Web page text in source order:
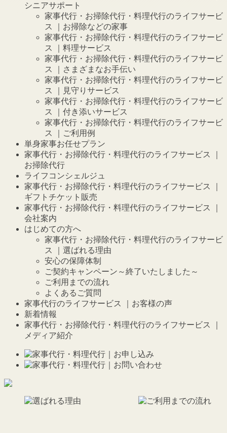
シニアサポート
家事代行・お掃除代行・料理代行のライフサービ
ス ｜お掃除などの家事
家事代行・お掃除代行・料理代行のライフサービ
ス ｜料理サービス
家事代行・お掃除代行・料理代行のライフサービ
ス ｜さまざまなお手伝い
家事代行・お掃除代行・料理代行のライフサービ
ス ｜見守りサービス
家事代行・お掃除代行・料理代行のライフサービ
ス ｜付き添いサービス
家事代行・お掃除代行・料理代行のライフサービ
ス ｜ご利用例
単身家事お任せプラン
家事代行・お掃除代行・料理代行のライフサービス ｜
お掃除代行
ライフコンシェルジュ
家事代行・お掃除代行・料理代行のライフサービス ｜
ギフトチケット販売
家事代行・お掃除代行・料理代行のライフサービス ｜
会社案内
はじめての方へ
家事代行・お掃除代行・料理代行のライフサービ
ス ｜選ばれる理由
安心の保障体制
ご契約キャンペーン～終了いたしました～
ご利用までの流れ
よくあるご質問
家事代行のライフサービス ｜お客様の声
新着情報
家事代行・お掃除代行・料理代行のライフサービス ｜
メディア紹介